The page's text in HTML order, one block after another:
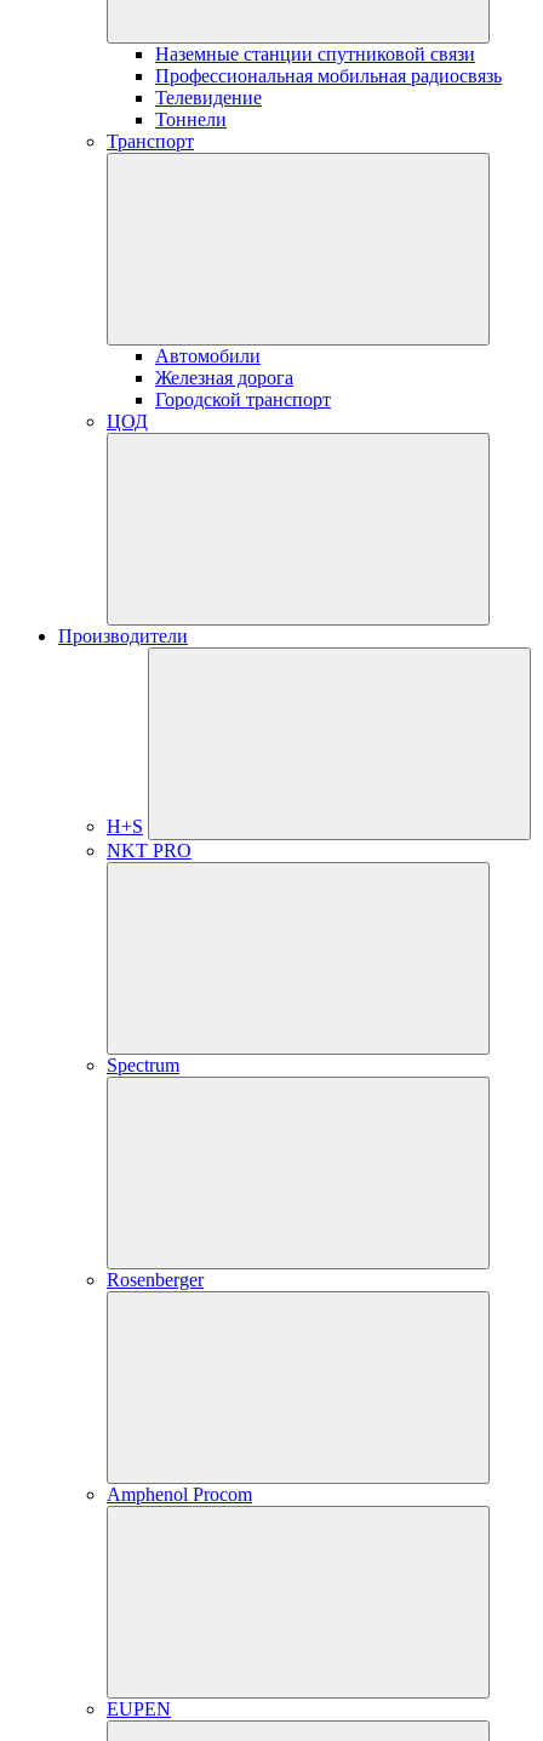
Наземные станции спутниковой связи
Профессиональная мобильная радиосвязь
Телевидение
Тоннели
Транспорт
Автомобили
Железная дорога
Городской транспорт
ЦОД
Производители
H+S
NKT PRO
Spectrum
Rosenberger
Amphenol Procom
EUPEN